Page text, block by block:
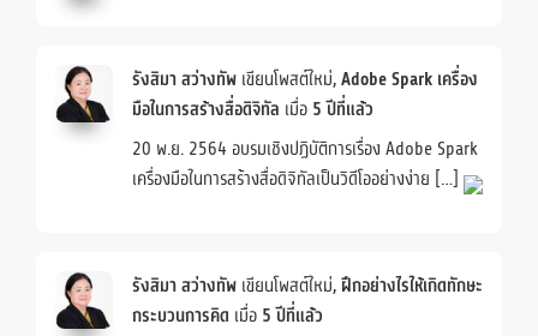
รังสิมา สว่างทัพ เขียนโพสต์ใหม่,Adobe Spark เครื่อง
มือในการสร้างสื่อดิจิทัล เมื่อ 5 ปีที่แล้ว
20 พ.ย. 2564 อบรมเชิงปฏิบัติการเรื่อง Adobe Spark
เครื่องมือในการสร้างสื่อดิจิทัลเป็นวิดีโออย่างง่าย […]
รังสิมา สว่างทัพ เขียนโพสต์ใหม่,ฝึกอย่างไรให้เกิดทักษะ
กระบวนการคิด เมื่อ 5 ปีที่แล้ว